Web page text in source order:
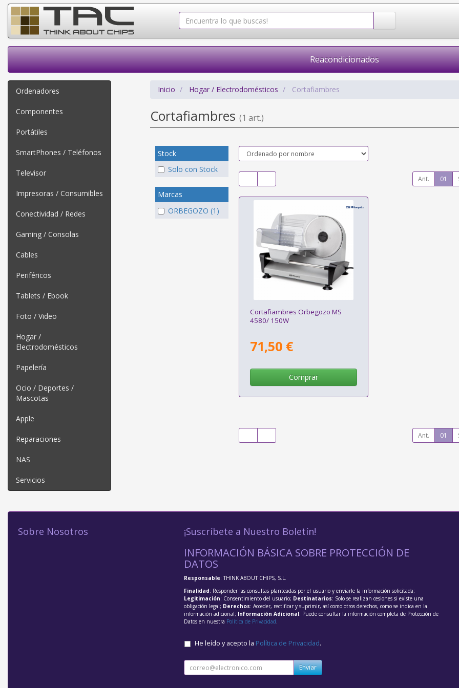
Reacondicionados
Ordenadores
Componentes
Portátiles
SmartPhones / Teléfonos
Televisor
Impresoras / Consumibles
Conectividad / Redes
Gaming / Consolas
Cables
Periféricos
Tablets / Ebook
Foto / Video
Hogar /
Electrodomésticos
Papelería
Ocio / Deportes /
Mascotas
Apple
Reparaciones
NAS
Servicios
Inicio Hogar / Electrodomésticos Cortafiambres
Cortafiambres (1 art.)
Stock
Solo con Stock
Marcas
ORBEGOZO (1)
Ant. 01
Cortafiambres Orbegozo MS
4580/ 150W
71,50 €
Comprar
Ant. 01
Sobre Nosotros ¡Suscríbete a Nuestro Boletín!
INFORMACIÓN BÁSICA SOBRE PROTECCIÓN DE
DATOS
Responsable: THINK ABOUT CHIPS, S.L.
Finalidad: Responder las consultas planteadas por el usuario y enviarle la información solicitada;
Legitimación: Consentimiento del usuario; Destinatarios: Solo se realizan cesiones si existe una
obligación legal; Derechos: Acceder, rectificar y suprimir, así como otros derechos, como se indica en la
información adicional; Información Adicional: Puede consultar la información completa de Protección de
Datos en nuestra Política de Privacidad.
He leído y acepto la Política de Privacidad.
Enviar